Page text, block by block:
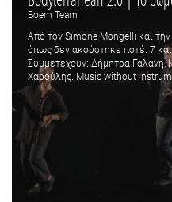
Boem Team
Από τον Simone Mongelli και
όπως δεν ακούστηκε ποτέ. 7
Συμμετέχουν: Δήμητρα Γαλάνη,
Χαρούλης. Μusic without